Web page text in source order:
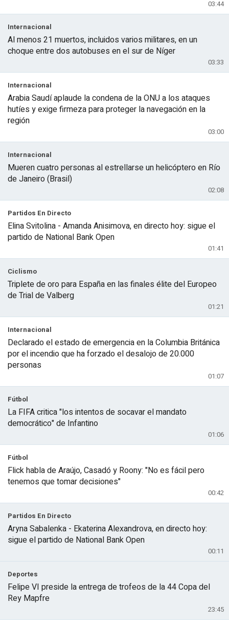
03:44
03:33
Internacional
Al menos 21 muertos, incluidos varios militares, en un
choque entre dos autobuses en el sur de Níger
03:00
Internacional
Arabia Saudí aplaude la condena de la ONU a los ataques
hutíes y exige firmeza para proteger la navegación en la
región
02:08
Internacional
Mueren cuatro personas al estrellarse un helicóptero en Río
de Janeiro (Brasil)
01:41
Partidos En Directo
Elina Svitolina - Amanda Anisimova, en directo hoy: sigue el
partido de National Bank Open
01:21
Ciclismo
Triplete de oro para España en las finales élite del Europeo
de Trial de Valberg
01:07
Internacional
Declarado el estado de emergencia en la Columbia Británica
por el incendio que ha forzado el desalojo de 20.000
personas
01:06
Fútbol
La FIFA critica "los intentos de socavar el mandato
democrático" de Infantino
00:42
Fútbol
Flick habla de Araújo, Casadó y Roony: "No es fácil pero
tenemos que tomar decisiones"
00:11
Partidos En Directo
Aryna Sabalenka - Ekaterina Alexandrova, en directo hoy:
sigue el partido de National Bank Open
23:45
Deportes
Felipe VI preside la entrega de trofeos de la 44 Copa del
Rey Mapfre